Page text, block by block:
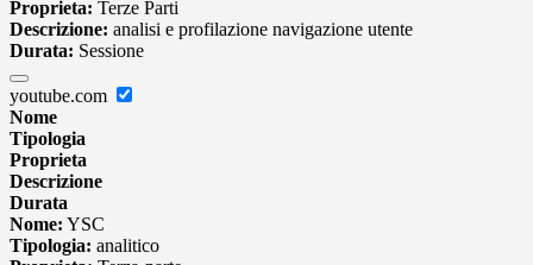
Proprieta: Terze Parti
Descrizione: analisi e profilazione navigazione utente
Durata: Sessione
youtube.com
Nome
Tipologia
Proprieta
Descrizione
Durata
Nome: YSC
Tipologia: analitico